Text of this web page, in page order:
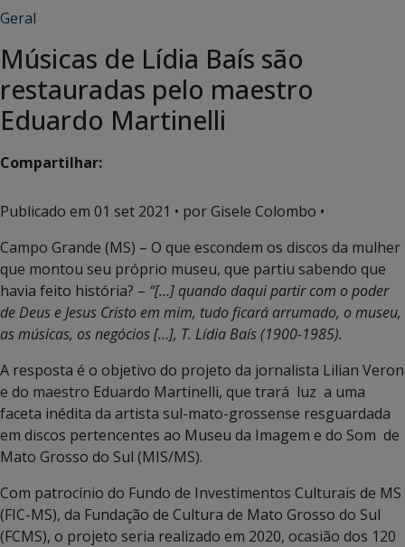
Geral
Músicas de Lídia Baís são
restauradas pelo maestro
Eduardo Martinelli
Compartilhar:
Publicado em 01 set 2021 • por Gisele Colombo •
Campo Grande (MS) – O que escondem os discos da mulher
que montou seu próprio museu, que partiu sabendo que
havia feito história? – “[…] quando daqui partir com o poder
de Deus e Jesus Cristo em mim, tudo ficará arrumado, o museu,
as músicas, os negócios […], T. Lídia Baís (1900-1985).
A resposta é o objetivo do projeto da jornalista Lilian Veron
e do maestro Eduardo Martinelli, que trará luz a uma
faceta inédita da artista sul-mato-grossense resguardada
em discos pertencentes ao Museu da Imagem e do Som de
Mato Grosso do Sul (MIS/MS).
Com patrocínio do Fundo de Investimentos Culturais de MS
(FIC-MS), da Fundação de Cultura de Mato Grosso do Sul
(FCMS), o projeto seria realizado em 2020, ocasião dos 120